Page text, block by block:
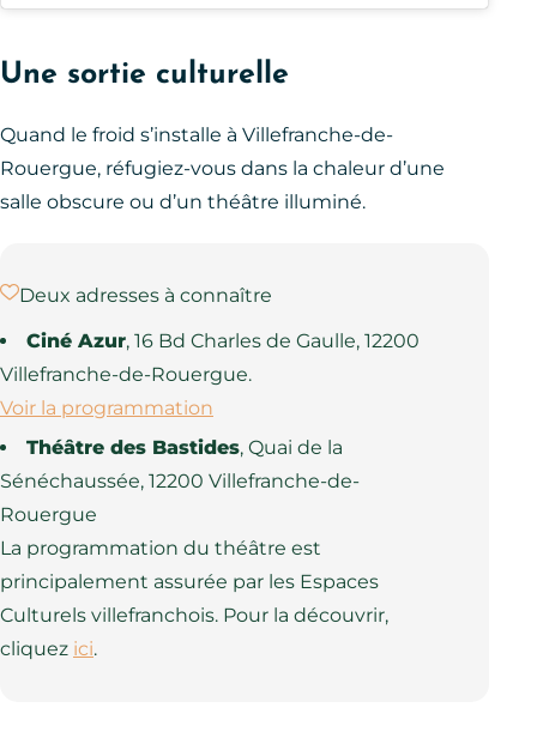
Une sortie culturelle
Quand le froid s’installe à Villefranche-de-
Rouergue, réfugiez-vous dans la chaleur d’une
salle obscure ou d’un théâtre illuminé.
Deux adresses à connaître
Ciné Azur, 16 Bd Charles de Gaulle, 12200
Villefranche-de-Rouergue.
Voir la programmation
Théâtre des Bastides, Quai de la
Sénéchaussée, 12200 Villefranche-de-
Rouergue
La programmation du théâtre est
principalement assurée par les Espaces
Culturels villefranchois. Pour la découvrir,
cliquez ici.